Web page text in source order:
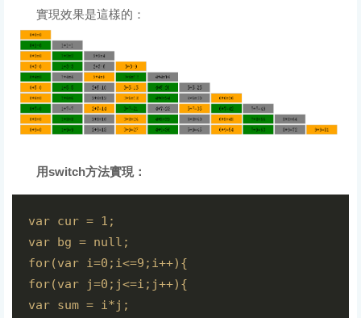
實現效果是這樣的：
用switch方法實現：
var cur = 1;
var bg = null;
for(var i=0;i<=9;i++){
for(var j=0;j<=i;j++){
var sum = i*j;